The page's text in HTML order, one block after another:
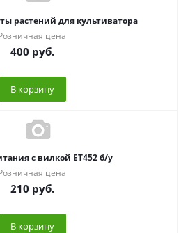
растений для культиватора
цена
400 руб.
В корзину
с вилкой ЕТ452 б/у
цена
210 руб.
В корзину